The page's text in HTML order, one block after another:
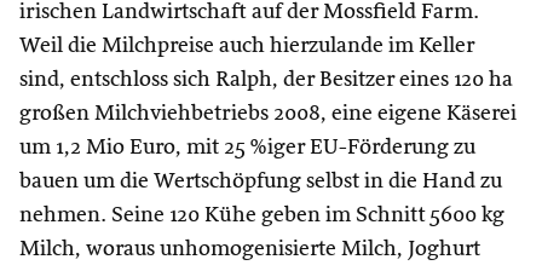
irischen Landwirtschaft auf der Mossfield Farm.
Weil die Milchpreise auch hierzulande im Keller
sind, entschloss sich Ralph, der Besitzer eines 120 ha
großen Milchviehbetriebs 2008, eine eigene Käserei
um 1,2 Mio Euro, mit 25 %iger EU-Förderung zu
bauen um die Wertschöpfung selbst in die Hand zu
nehmen. Seine 120 Kühe geben im Schnitt 5600 kg
Milch, woraus unhomogenisierte Milch, Joghurt